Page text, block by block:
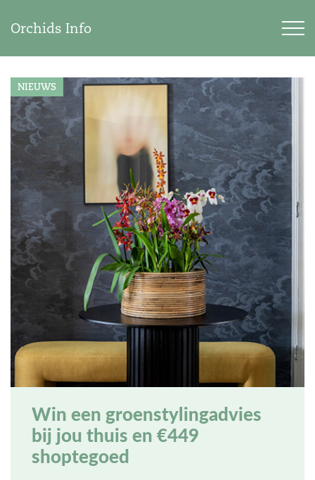
Orchids Info
NIEUWS
Win een groenstylingadvies
bij jou thuis en €449
shoptegoed